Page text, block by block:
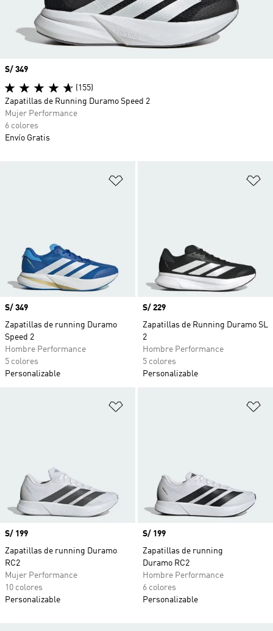
Precio
S/ 349
Zapatillas de running Duramo
Speed 2
Hombre Performance
5 colores
Personalizable
Precio
S/ 229
Zapatillas de Running Duramo SL
2
Hombre Performance
5 colores
Personalizable
Precio
S/ 199
Zapatillas de running Duramo
RC2
Mujer Performance
10 colores
Personalizable
Precio
S/ 199
Zapatillas de running
Duramo RC2
Hombre Performance
6 colores
Personalizable
Precio
S/ 349
(155)
Zapatillas de Running Duramo Speed 2
Mujer Performance
6 colores
Envío Gratis